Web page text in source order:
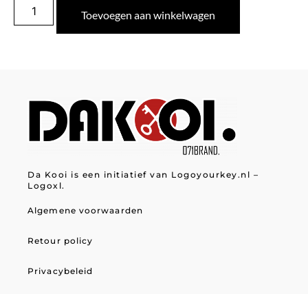
Toevoegen aan winkelwagen
Da Kooi is een initiatief van Logoyourkey.nl –
Logoxl.
Algemene voorwaarden
Retour policy
Privacybeleid